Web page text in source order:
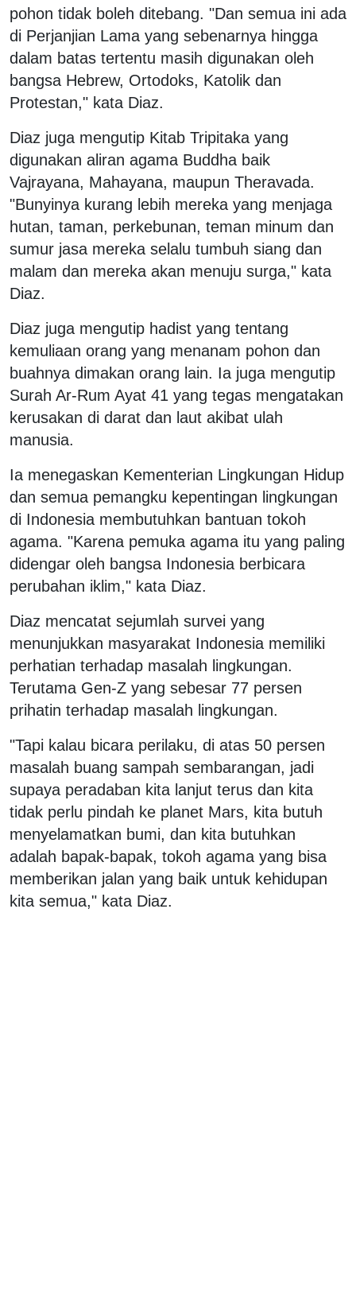
pohon tidak boleh ditebang. "Dan semua ini ada
di Perjanjian Lama yang sebenarnya hingga
dalam batas tertentu masih digunakan oleh
bangsa Hebrew, Ortodoks, Katolik dan
Protestan," kata Diaz.
Diaz juga mengutip Kitab Tripitaka yang
digunakan aliran agama Buddha baik
Vajrayana, Mahayana, maupun Theravada.
"Bunyinya kurang lebih mereka yang menjaga
hutan, taman, perkebunan, teman minum dan
sumur jasa mereka selalu tumbuh siang dan
malam dan mereka akan menuju surga," kata
Diaz.
Diaz juga mengutip hadist yang tentang
kemuliaan orang yang menanam pohon dan
buahnya dimakan orang lain. Ia juga mengutip
Surah Ar-Rum Ayat 41 yang tegas mengatakan
kerusakan di darat dan laut akibat ulah
manusia.
Ia menegaskan Kementerian Lingkungan Hidup
dan semua pemangku kepentingan lingkungan
di Indonesia membutuhkan bantuan tokoh
agama. "Karena pemuka agama itu yang paling
didengar oleh bangsa Indonesia berbicara
perubahan iklim," kata Diaz.
Diaz mencatat sejumlah survei yang
menunjukkan masyarakat Indonesia memiliki
perhatian terhadap masalah lingkungan.
Terutama Gen-Z yang sebesar 77 persen
prihatin terhadap masalah lingkungan.
"Tapi kalau bicara perilaku, di atas 50 persen
masalah buang sampah sembarangan, jadi
supaya peradaban kita lanjut terus dan kita
tidak perlu pindah ke planet Mars, kita butuh
menyelamatkan bumi, dan kita butuhkan
adalah bapak-bapak, tokoh agama yang bisa
memberikan jalan yang baik untuk kehidupan
kita semua," kata Diaz.